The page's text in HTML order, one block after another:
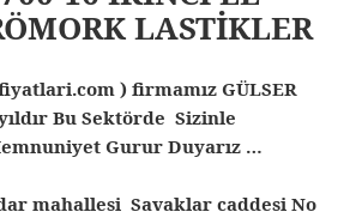
LASTİKLER
) firmamız GÜLSER
Bu Sektörde Sizinle
Gurur Duyarız …
mahallesi Savaklar caddesi No